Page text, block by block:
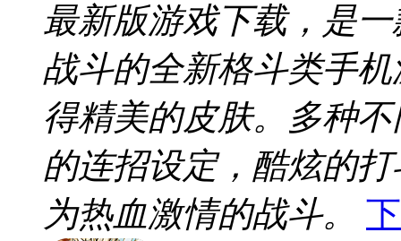
最新版游戏下载，是
战斗的全新格斗类手
得精美的皮肤。多种
的连招设定，酷炫的
为热血激情的战斗。